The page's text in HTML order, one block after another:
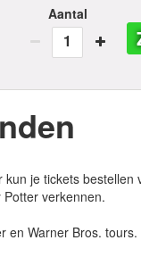
Aantal
1
je tickets
verkennen.
en Warner Bros. tours.